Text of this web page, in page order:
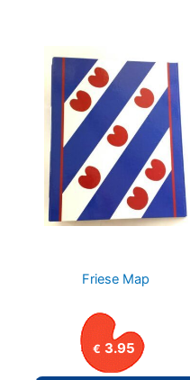
Friese Map
€ 3.95